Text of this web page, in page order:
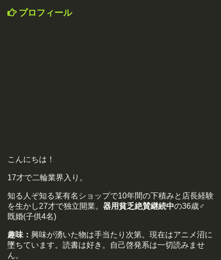
プロフィール
こんにちは！
17才で二輪業界入り。
知る人ぞ知る某有名ショップで10年間の下積みと店長経験
を生かし27才で独立開業。 器用貧乏絶賛継続中の36歳♂
既婚(子供4名)
趣味： 興味が湧いた物は手当たり次第。現在はアニメ沼に
墜ちています。読書は好き。自己啓発系は一切読みませ
ん。